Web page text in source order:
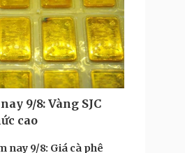
9/8: Vàng SJC
cao
nay 9/8: Giá cà phê